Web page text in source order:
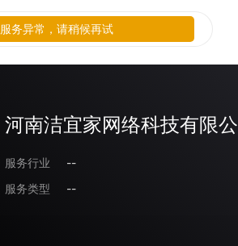
河南洁宜家网络科技有限
服务行业
--
服务类型
--
服务异常，请稍候再试